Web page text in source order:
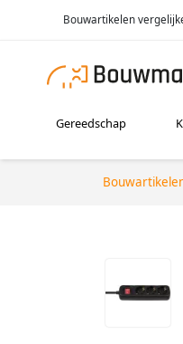
Bouwartikelen
Gereedschap